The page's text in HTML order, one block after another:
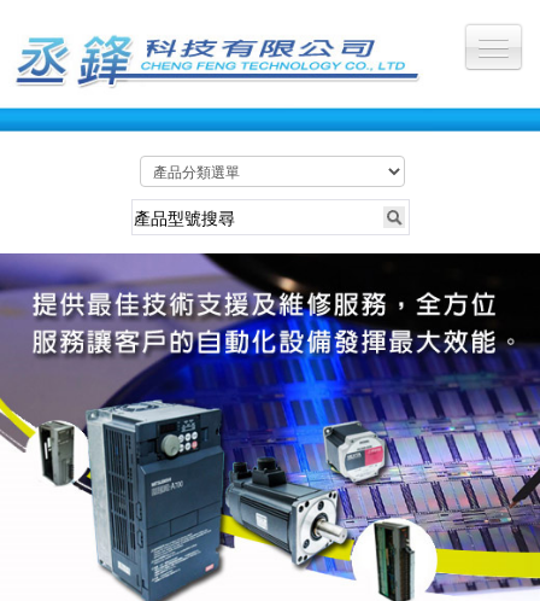
維修照片
維修影片
聯絡我們